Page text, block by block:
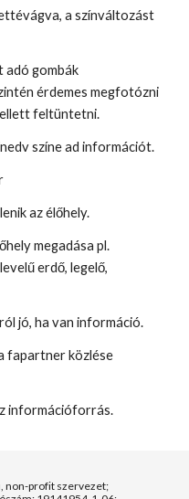
a színváltozást
adó gombák
érdemes megfotózni
feltüntetni.
színe ad információt.
az élőhely.
megadása pl.
erdő, legelő,
jó, ha van információ.
fapartner közlése
információforrás.
non-profit szervezet;